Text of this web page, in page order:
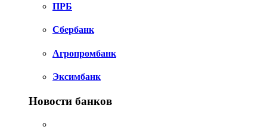
ПРБ
Сбербанк
Агропромбанк
Эксимбанк
Новости банков